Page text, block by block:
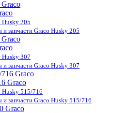
Husky 205
и запчасти Graco Husky 205
Husky 307
и запчасти Graco Husky 307
Graco
Husky 515/716
и запчасти Graco Husky 515/716